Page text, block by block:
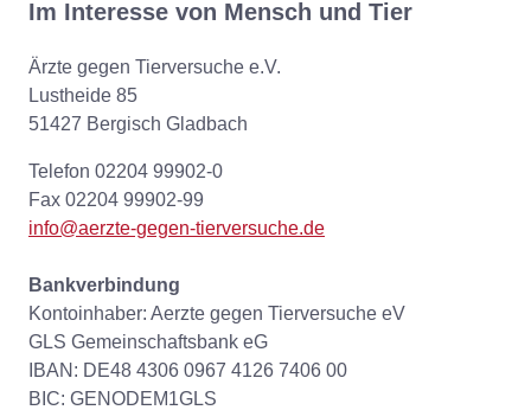
Im Interesse von Mensch und Tier
Ärzte gegen Tierversuche e.V.
Lustheide 85
51427 Bergisch Gladbach
Telefon 02204 99902-0
Fax 02204 99902-99
info@aerzte-gegen-tierversuche.de
Bankverbindung
Kontoinhaber: Aerzte gegen Tierversuche eV
GLS Gemeinschaftsbank eG
IBAN: DE48 4306 0967 4126 7406 00
BIC: GENODEM1GLS